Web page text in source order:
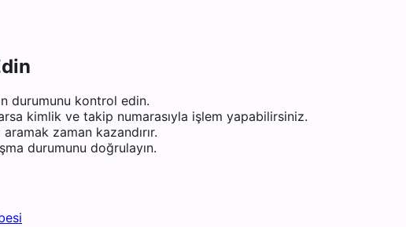
durumunu kontrol edin.
kimlik ve takip numarasıyla işlem yapabilirsiniz.
zaman kazandırır.
durumunu doğrulayın.